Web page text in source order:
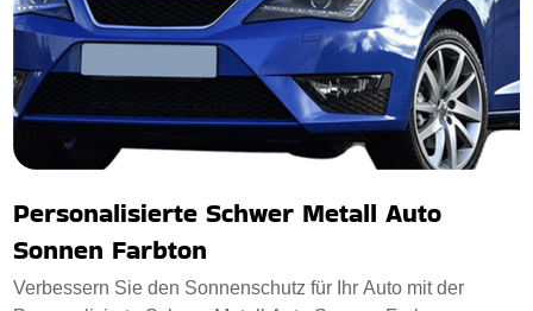
Personalisierte Schwer Metall Auto
Sonnen Farbton
Verbessern Sie den Sonnenschutz für Ihr Auto mit der